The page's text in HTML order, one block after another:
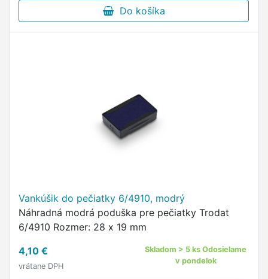
Do košíka
Vankúšik do pečiatky 6/4910, modrý
Náhradná modrá poduška pre pečiatky Trodat
6/4910 Rozmer: 28 x 19 mm
4,10 €
vrátane DPH
Skladom > 5 ks Odosielame
v pondelok